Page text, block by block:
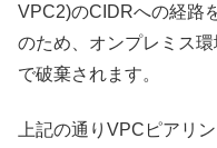
VPC2)のCIDRへの経路
のため、オンプレミス
で破棄されます。
上記の通りVPCピアリ